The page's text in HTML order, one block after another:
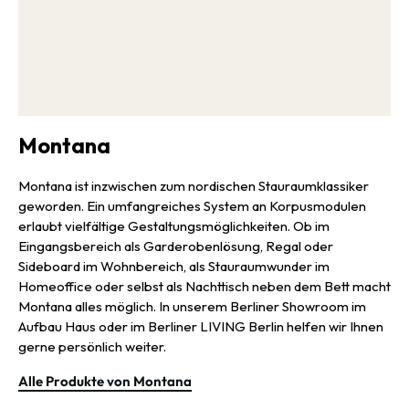
Montana
Montana ist inzwischen zum nordischen Stauraumklassiker
geworden. Ein umfangreiches System an Korpusmodulen
erlaubt vielfältige Gestaltungsmöglichkeiten. Ob im
Eingangsbereich als Garderobenlösung, Regal oder
Sideboard im Wohnbereich, als Stauraumwunder im
Homeoffice oder selbst als Nachttisch neben dem Bett macht
Montana alles möglich. In unserem Berliner Showroom im
Aufbau Haus oder im Berliner LIVING Berlin helfen wir Ihnen
gerne persönlich weiter.
Alle Produkte von Montana